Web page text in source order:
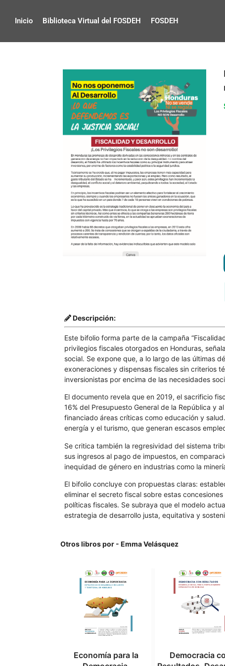
Inicio Biblioteca Virtual del FOSDEH FOSDEH
Descripción:
Este bifolio forma parte de la campaña
privilegios fiscales otorgados en Honduras,
social. Se expone que, a lo largo de las últimas
exoneraciones y dispensas fiscales sin criterios
inversionistas por encima de las necesidades
El documento revela que en 2019, el sacrificio
16% del Presupuesto General de la República y
financiado áreas críticas como educación y
energía y el turismo, que generan escasos
Se critica también la regresividad del sistema
sus ingresos al pago de impuestos, en
inequidad de género en industrias como la
El bifolio concluye con propuestas claras:
eliminar el secreto fiscal sobre estas
políticas fiscales. Se subraya que el modelo
estrategia de desarrollo justa, equitativa y
Otros libros por - Emma Velásquez
Economía para la
Democracia